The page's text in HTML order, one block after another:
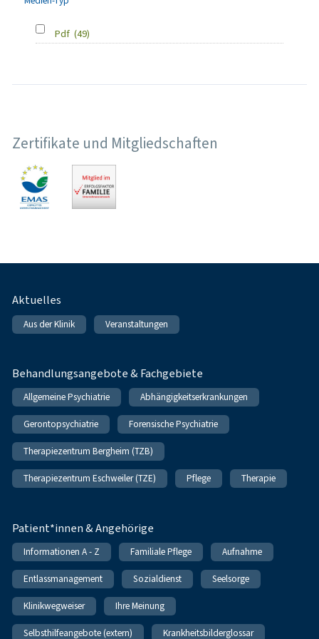
Pdf (49)
Zertifikate und Mitgliedschaften
Fußnavigation
Aktuelles
Aus der Klinik Veranstaltungen
Behandlungsangebote & Fachgebiete
Allgemeine Psychiatrie Abhängigkeitserkrankungen
Gerontopsychiatrie Forensische Psychiatrie
Therapiezentrum Bergheim (TZB)
Therapiezentrum Eschweiler (TZE) Pflege Therapie
Patient*innen & Angehörige
Informationen A - Z Familiale Pflege Aufnahme
Entlassmanagement Sozialdienst Seelsorge
Klinikwegweiser Ihre Meinung
Selbsthilfeangebote (extern) Krankheitsbilderglossar